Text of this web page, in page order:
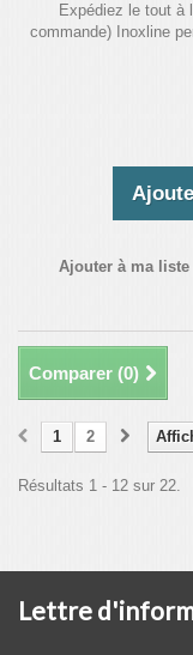
Expédiez le tout à
commande) Inoxline
Ajouter à ma
Comparer (0)
1 2
Résultats 1 - 12 sur 22.
Lettre